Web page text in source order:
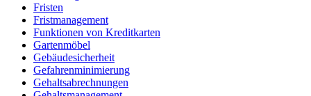
Fristen
Fristmanagement
Funktionen von Kreditkarten
Gartenmöbel
Gebäudesicherheit
Gefahrenminimierung
Gehaltsabrechnungen